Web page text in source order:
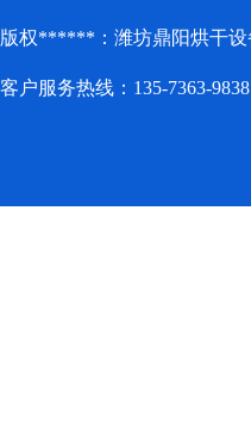
版权******：潍坊鼎阳烘干
客户服务热线：135-7363-